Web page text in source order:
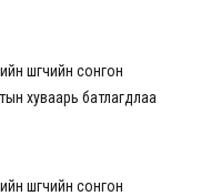
шүүгчийн сонгон
хуваарь батлагдлаа
шүүгчийн сонгон